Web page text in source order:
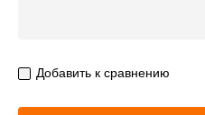
Добавить к сравнению